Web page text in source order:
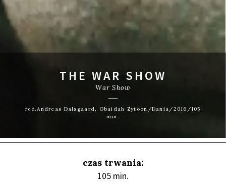
THE WAR SHOW
War Show
reż.Andreas Dalsgaard, Obaidah Zytoon/Dania/2016/105
min.
czas trwania:
105 min.